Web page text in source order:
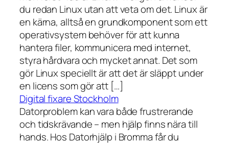
du redan Linux utan att veta om det. Linux är
en kärna, alltså en grundkomponent som ett
operativsystem behöver för att kunna
hantera filer, kommunicera med internet,
styra hårdvara och mycket annat. Det som
gör Linux speciellt är att det är släppt under
en licens som gör att […]
Digital fixare Stockholm
Datorproblem kan vara både frustrerande
och tidskrävande – men hjälp finns nära till
hands. Hos Datorhjälp i Bromma får du